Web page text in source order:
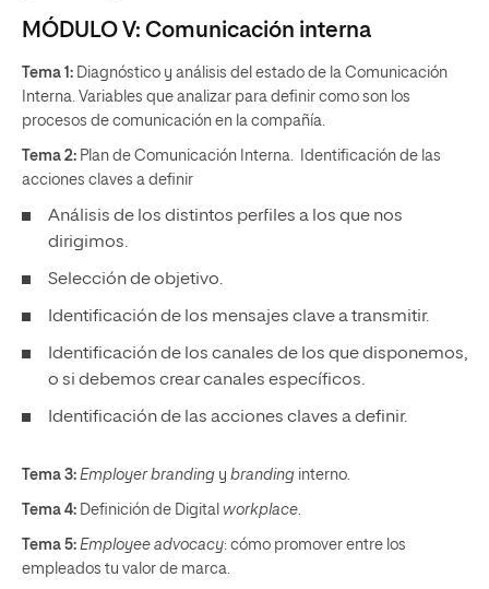
MÓDULO V: Comunicación interna
Tema 1: Diagnóstico y análisis del estado de la Comunicación
Interna. Variables que analizar para definir como son los
procesos de comunicación en la compañía.
Tema 2: Plan de Comunicación Interna. Identificación de las
acciones claves a definir
Análisis de los distintos perfiles a los que nos
dirigimos.
Selección de objetivo.
Identificación de los mensajes clave a transmitir.
Identificación de los canales de los que disponemos,
o si debemos crear canales específicos.
Identificación de las acciones claves a definir.
Tema 3: Employer branding y branding interno.
Tema 4: Definición de Digital workplace.
Tema 5: Employee advocacy: cómo promover entre los
empleados tu valor de marca.